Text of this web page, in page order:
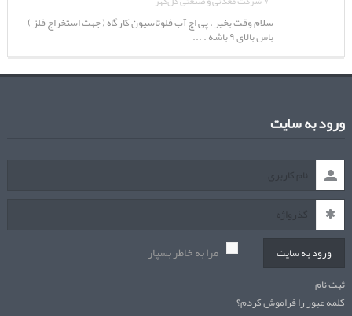
سلام وقت بخیر . پی اچ آب فلوتاسیون کارگاه ( جهت استخراج فلز )
باس بالای ۹ باشه . ...
ورود به سایت
ورود به سایت مرا به خاطر بسپار
ثبت نام
کلمه عبور را فراموش کردم؟